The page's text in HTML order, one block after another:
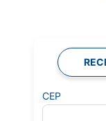
CEP